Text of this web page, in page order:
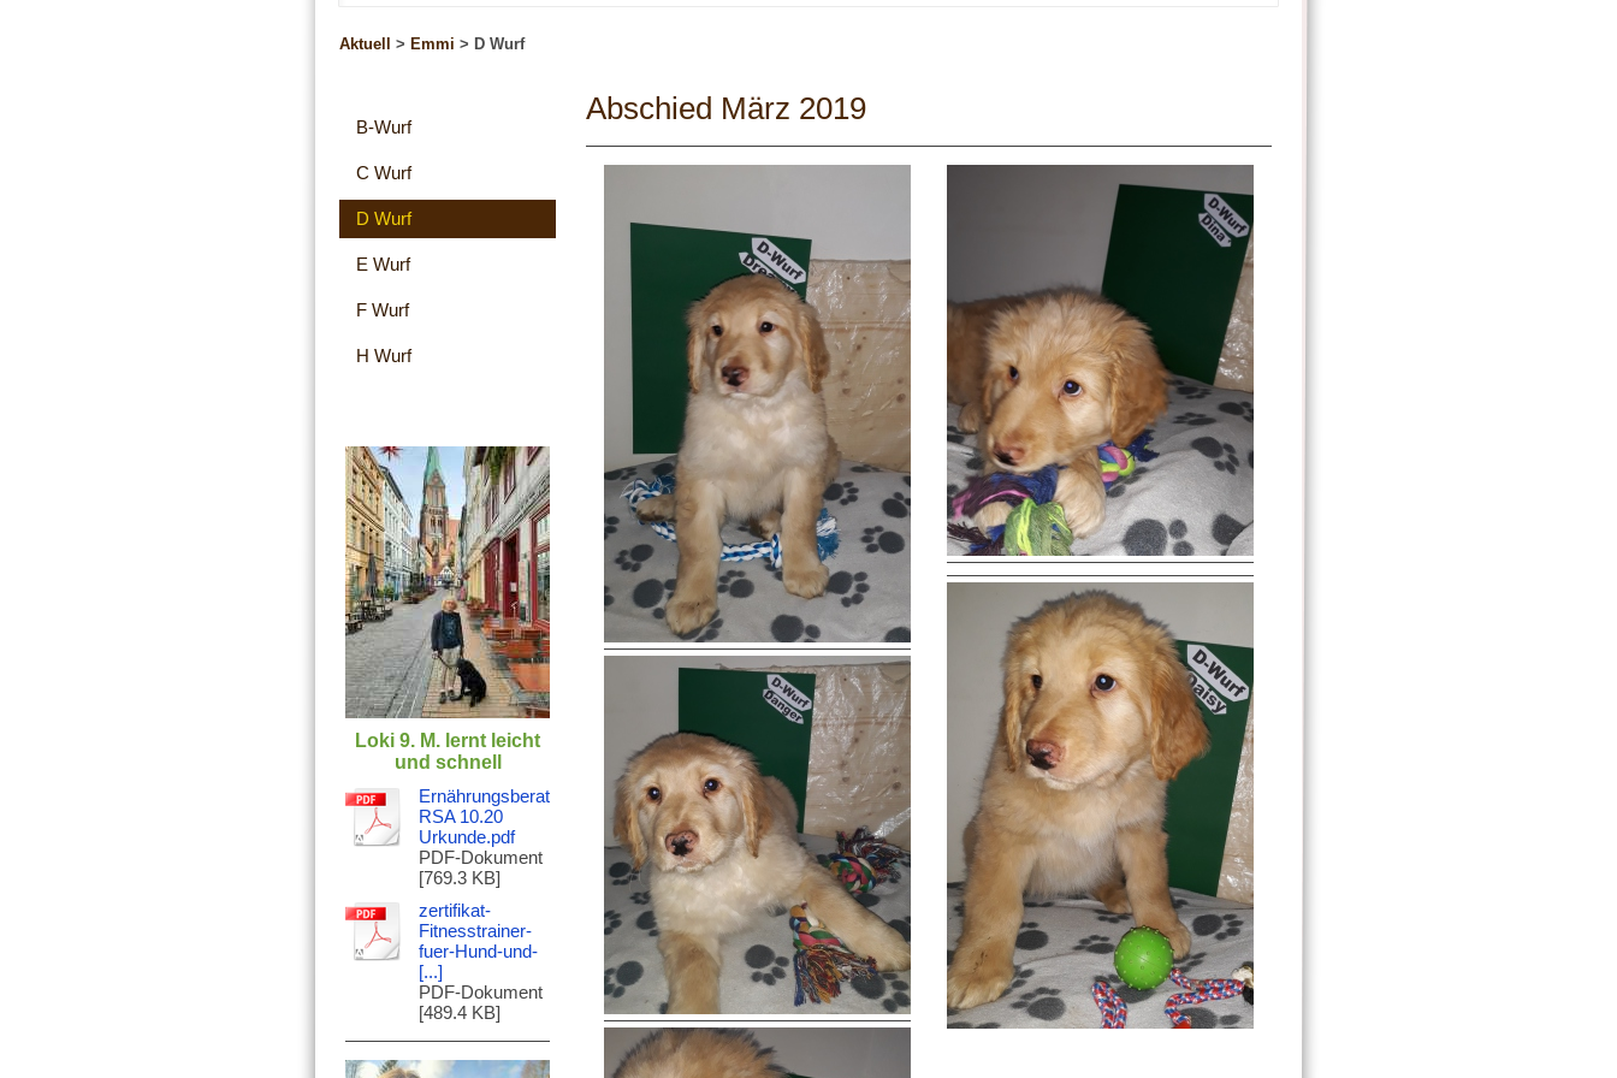
Aktuell > Emmi > D Wurf
B-Wurf
C Wurf
D Wurf
E Wurf
F Wurf
H Wurf
Loki 9. M. lernt leicht
und schnell
Ernährungsberater
RSA 10.20
Urkunde.pdf
PDF-Dokument
[769.3 KB]
zertifikat-
Fitnesstrainer-
fuer-Hund-und-
[...]
PDF-Dokument
[489.4 KB]
Abschied März 2019